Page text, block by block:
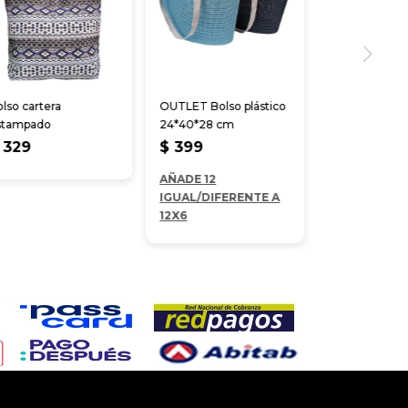
cartera
329
OUTLET Bolso plástico
24*40*28 cm
$ 399
AÑADE 12
IGUAL/DIFERENTE A
12X6